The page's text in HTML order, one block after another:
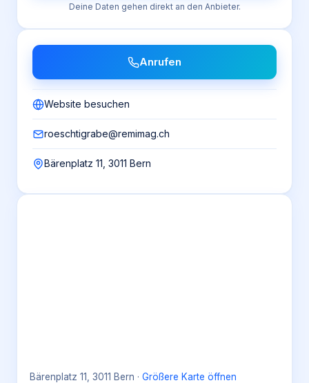
Deine Daten gehen direkt an den Anbieter.
Anrufen
Website besuchen
roeschtigrabe@remimag.ch
Bärenplatz 11, 3011 Bern
Bärenplatz 11, 3011 Bern · Größere Karte öffnen